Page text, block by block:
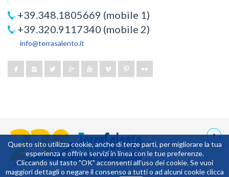
+39.348.1805669 (mobile 1)
+39.320.9117340 (mobile 2)
info@terrasalento.it
Questo sito utilizza cookie, anche di terze parti, per migliorare la tua
esperienza e offrire servizi in linea con le tue preferenze.
Cliccando sul tasto "OK" acconsenti all'uso dei cookie. Se vuoi
maggiori dettagli o negare il consenso a tutti o ad alcuni cookie clicca
20,74219